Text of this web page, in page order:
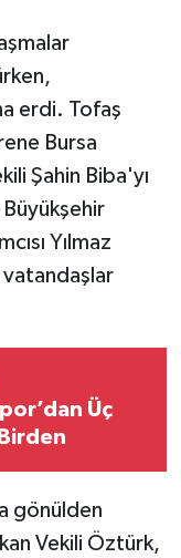
erdi. Tofaş
Bursa
Şahin Biba'yı
Yılmaz
vatandaşlar
Üç
gönülden
Vekili Öztürk,